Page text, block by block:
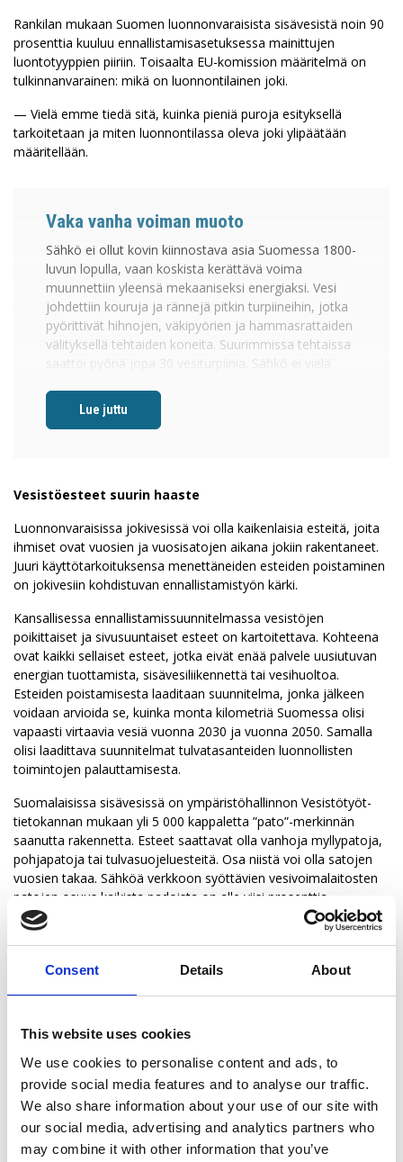
Consent Details About
This website uses cookies
We use cookies to personalise content and ads, to
provide social media features and to analyse our traffic.
We also share information about your use of our site with
our social media, advertising and analytics partners who
may combine it with other information that you’ve
Rankilan mukaan Suomen luonnonvaraisista sisävesistä noin 90
prosenttia kuuluu ennallistamisasetuksessa mainittujen
luontotyyppien piiriin. Toisaalta EU-komission määritelmä on
tulkinnanvarainen: mikä on luonnontilainen joki.
— Vielä emme tiedä sitä, kuinka pieniä puroja esityksellä
tarkoitetaan ja miten luonnontilassa oleva joki ylipäätään
määritellään.
Vaka vanha voiman muoto
Sähkö ei ollut kovin kiinnostava asia Suomessa 1800-
luvun lopulla, vaan koskista kerättävä voima
muunnettiin yleensä mekaaniseksi energiaksi. Vesi
johdettiin kouruja ja rännejä pitkin turpiineihin, jotka
pyörittivät hihnojen, väkipyörien ja hammasrattaiden
välityksellä tehtaiden koneita. Suurimmissa tehtaissa
saattoi pyöriä jopa 30 vesiturpiinia. Sähkö ei vielä
muutenkin.
Ihmiset ovat kuitenkin rakentaneet jokiin monenlaisia
teollistumista — vanhimmat suomalaiset
Suomen tiukka vesilainsäädäntö esti patojen
rakentamisen jokiin vielä 1900-luvun alussa. Koskia ei
saanut padota kiinteillä rakenteilla. Tämä hillitsi
ja johti mekaaniseen energian käyttöön. Erityisesti
vesireitin katkaisevat rakenteet olivat kiellettyjä.
Tilapäisen padon sai rakentaa yhdeksi talveksi
kerrallaan, mutta ennen seuraavaa kevättä pato oli
purettava.
Vesistöt olivat tärkeitä valtaväyliä aikana, jolloin
maatiet olivat rapakuntoisia. Rautatietkin yhdistivät
vasta suurimmat paikkakunnat toisiinsa.
pitkin matkustettiin myös veneillä ja sisävesialuksilla.
Siksi vesistöt oli pidettävä avoimina. Tukinuiton
tarpeet ohjasivat pitkään suomalaista
vesirakentamista.
Vesilaki uudistettiin Suomessa vuonna 1902. Tämän
jälkeen vähäliikenteisiin jokiin sai rakentaa patoja —
ei kuitenkaan lohi- tai siikajokiin. Nyt sähköä
tuottavien vesivoimalaitosten suunnittelu ja
rakentaminen saivat vauhtia.
Tällä hetkellä ympäristöhallinnon Vesistötyöt-
yhteensä 700 kappaletta vesivoimalaitoksiksi
luokiteltavaa laitosta, joista noin 220 kappaletta
syöttää sähköä valtakunnan verkkoon.
Vesivoimalaitosten patorakennelmien osuus kaikista
vesistöesteistä on alle viisi prosenttia. Loput esteistä
ovat esimerkiksi pohjapatoja tai vesien ohjaamiseen
Vesistöesteet suurin haaste
Luonnonvaraisissa jokivesissä voi olla kaikenlaisia esteitä, joita
ihmiset ovat vuosien ja vuosisatojen aikana jokiin rakentaneet.
Juuri käyttötarkoituksensa menettäneiden esteiden poistaminen
on jokivesiin kohdistuvan ennallistamistyön kärki.
Kansallisessa ennallistamissuunnitelmassa vesistöjen
poikittaiset ja sivusuuntaiset esteet on kartoitettava. Kohteena
ovat kaikki sellaiset esteet, jotka eivät enää palvele uusiutuvan
energian tuottamista, sisävesiliikennettä tai vesihuoltoa.
Esteiden poistamisesta laaditaan suunnitelma, jonka jälkeen
voidaan arvioida se, kuinka monta kilometriä Suomessa olisi
vapaasti virtaavia vesiä vuonna 2030 ja vuonna 2050. Samalla
olisi laadittava suunnitelmat tulvatasanteiden luonnollisten
toimintojen palauttamisesta.
Suomalaisissa sisävesissä on ympäristöhallinnon Vesistötyöt-
tietokannan mukaan yli 5 000 kappaletta ”pato”-merkinnän
saanutta rakennetta. Esteet saattavat olla vanhoja myllypatoja,
pohjapatoja tai tulvasuojeluesteitä. Osa niistä voi olla satojen
vuosien takaa. Sähköä verkkoon syöttävien vesivoimalaitosten
patojen osuus kaikista padoista on alle viisi prosenttia.
— Sisävesien ennallistamisessa vanhojen vesistöesteiden
kartoittaminen ja poistaminen on suurin haaste. Kaikkien
esteiden osalta ei enää tiedetä sitä, kuka on vanhojen
Rankila toteaa.
Ennallistamistoimet eivät esityksen mukaan kohdistu
vesivoimalaitoksiin — eivät edes pienvesivoimaan, vaikka
pienimpien laitosten purkamiseen kohdistuu aika ajoin
yhteiskunnallista painetta. Muutamissa vesistöissä pieniä
vesivoimalaitoksia on purettu.